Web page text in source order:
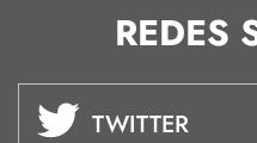
REDES
TWITTER